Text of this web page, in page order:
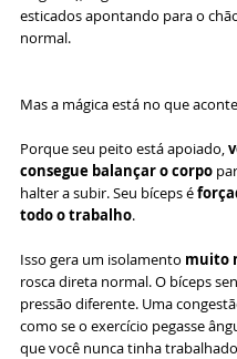
esticados apontando para o
normal.
Mas a mágica está no que
Porque seu peito está apoiado,
consegue balançar o corpo
halter a subir. Seu bíceps é
todo o trabalho.
Isso gera um isolamento muito
rosca direta normal. O bíceps
pressão diferente. Uma
como se o exercício pegasse
que você nunca tinha